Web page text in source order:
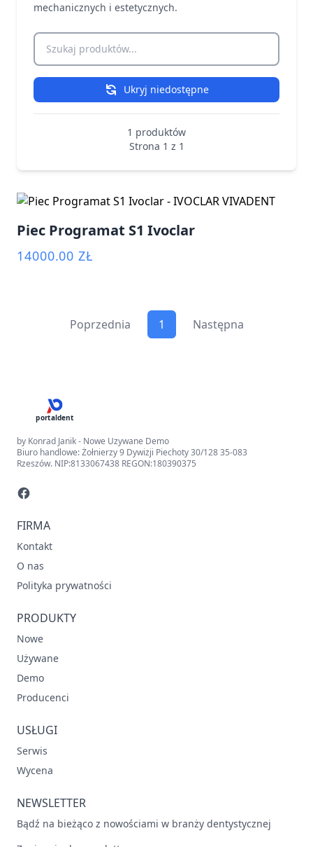
mechanicznych i estetycznych.
Szukaj produktów
Ukryj niedostępne
1 produktów
Strona 1 z 1
Piec Programat S1 Ivoclar
14000.00 ZŁ
Poprzednia 1 Następna
portaldent
by Konrad Janik - Nowe Uzywane Demo
Biuro handlowe: Żołnierzy 9 Dywizji Piechoty 30/128 35-083
Rzeszów. NIP:8133067438 REGON:180390375
FIRMA
Kontakt
O nas
Polityka prywatności
PRODUKTY
Nowe
Używane
Demo
Producenci
USŁUGI
Serwis
Wycena
NEWSLETTER
Bądź na bieżąco z nowościami w branży dentystycznej